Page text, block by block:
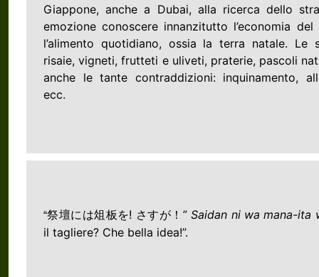
Giappone, anche a Dubai, alla ricerca dello
emozione conoscere innanzitutto l’economia
l’alimento quotidiano, ossia la terra natale. Le
risaie, vigneti, frutteti e uliveti, praterie, pascoli
anche le tante contraddizioni: inquinamento,
ecc.
“祭壇には俎板を! さすが！ ”Saidan ni wa mana-ita
il tagliere? Che bella idea!”.